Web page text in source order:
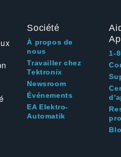
Société
À propos de
nous
Travailler chez
Tektronix
Newsroom
Événements
EA Elektro-
Automatik
1-